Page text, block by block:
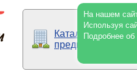
На нашем
Используя
Подробнее
Каталог
предприятий